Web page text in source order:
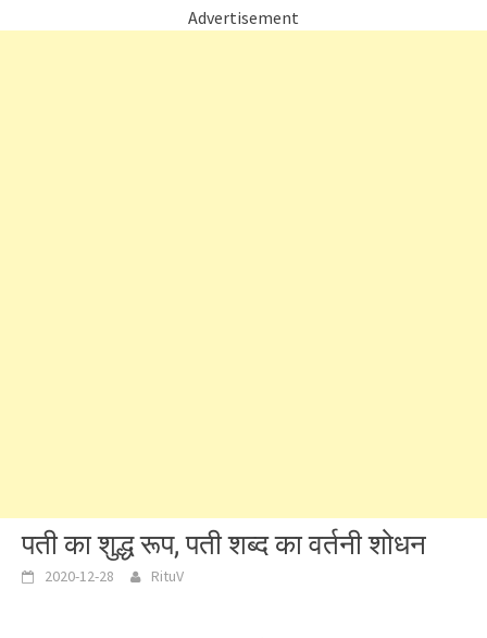
Advertisement
पती का शुद्ध रूप, पती शब्द का वर्तनी शोधन
2020-12-28 RituV